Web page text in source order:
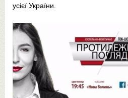
усієї України.